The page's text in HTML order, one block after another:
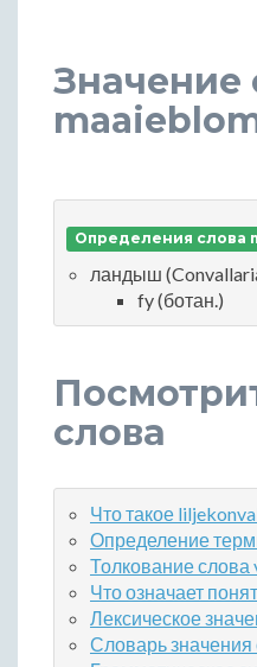
Значение
Определения слова
ландыш
fy (ботан.)
слова
Что такое
Определение
Толкование слова
Что означает
Лексическое
Словарь значения